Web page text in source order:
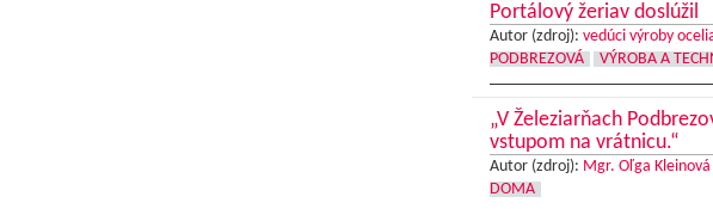
Portálový žeriav doslúžil
Autor (zdroj): vedúci výroby
PODBREZOVÁ
VÝROBA A
„V Železiarňach
vstupom na vrátnicu.“
Autor (zdroj): Mgr. Oľga Kleinová
DOMA